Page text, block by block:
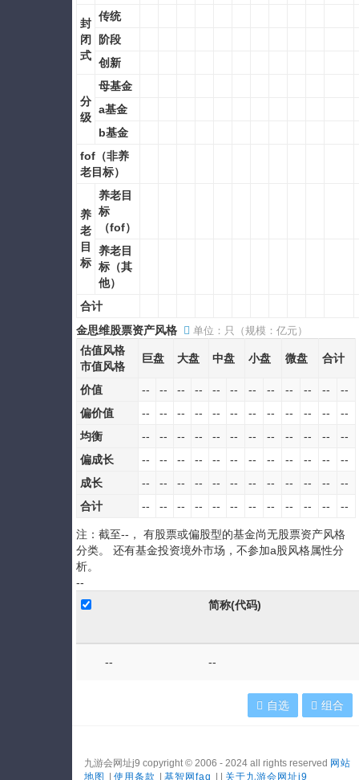
封
闭
式
传统
阶段
创新
分
级
母基金
a基金
b基金
fof（非养
老目标）
养
老
目
标
养老目
标
（fof）
养老目
标（其
他）
合计
金思维股票资产风格
单位：只（规模：亿元）
估值风格
市值风格
巨盘 大盘 中盘 小盘 微盘 合计
价值 -- -- -- -- -- -- -- -- -- -- --
--
偏价值
-- -- -- -- -- -- -- -- -- -- --
--
均衡
-- -- -- -- -- -- -- -- -- -- --
--
偏成长
-- -- -- -- -- -- -- -- -- -- --
--
成长
-- -- -- -- -- -- -- -- -- -- --
--
合计
-- -- -- -- -- -- -- -- -- -- -- --
注：截至-- ， 有股票或偏股型的基金尚无股票资产风格
分类。 还有基金投资境外市场，不参加a股风格属性分
析。
--
简称(代码)
-- --
自选 组合
九游会网址j9 copyright © 2006 - 2024 all rights reserved 网站
地图
使用条款 基智网faq 关于九游会网址j9